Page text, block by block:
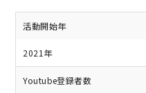
活動開始年
2021年
Youtube登録者数